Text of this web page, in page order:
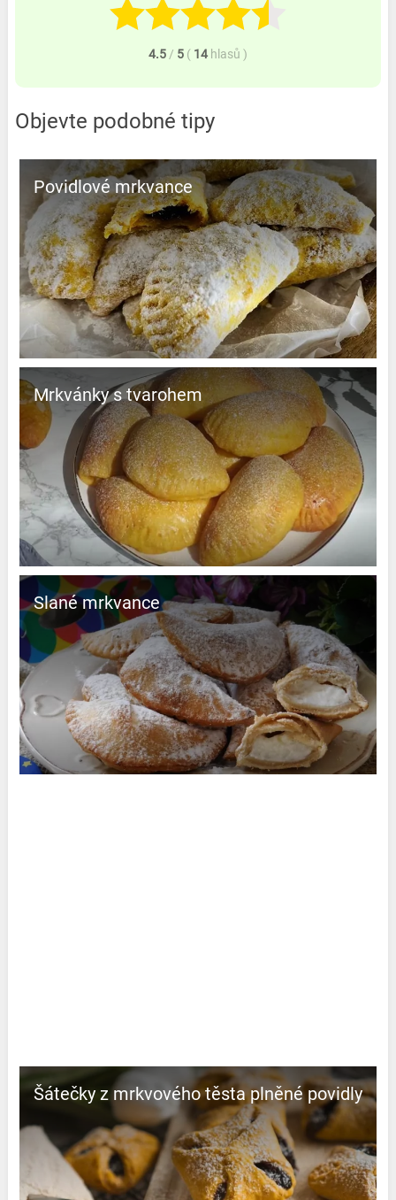
4.5 / 5 ( 14 hlasů )
Objevte podobné tipy
Povidlové mrkvance
Mrkvánky s tvarohem
Slané mrkvance
Šátečky z mrkvového těsta plněné povidly